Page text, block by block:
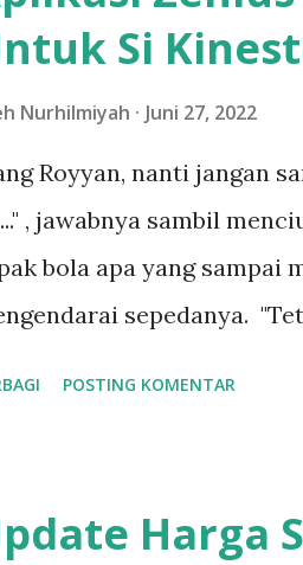
Solution. Tentunya
dengan harga
Cargo. Tentang Kargo
Si
Nurhilmiyah Juni 27, 2022
Royyan, nanti jangan
, jawabnya sambil
bola apa yang sampai
sepedanya.
ini memiliki gaya
POSTING KOMENTAR
Harga